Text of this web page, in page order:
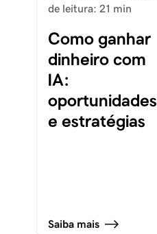
de leitura: 21 min
Como ganhar
dinheiro com
IA:
oportunidades
e estratégias
Saiba mais